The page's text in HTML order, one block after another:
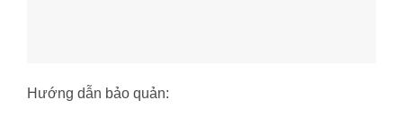
Hướng dẫn bảo quản: